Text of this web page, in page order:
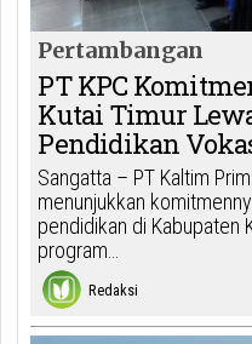
Pertambangan
PT KPC
Kutai Timur
Pendidikan
Sangatta – PT Kaltim
menunjukkan
pendidikan di Kabupaten
program…
Redaksi